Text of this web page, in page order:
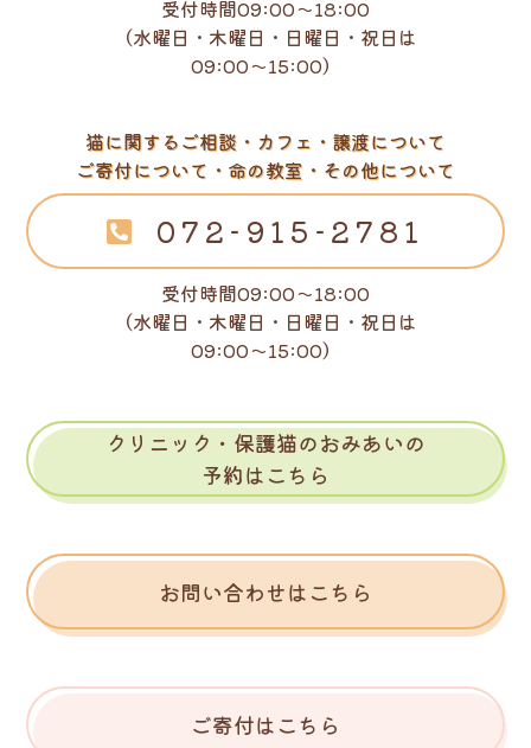
受付時間09:00～18:00
（水曜日・木曜日・日曜日・祝日は
09:00～15:00）
猫に関するご相談・カフェ・譲渡について
ご寄付について・命の教室・その他について
072-915-2781
受付時間09:00～18:00
（水曜日・木曜日・日曜日・祝日は
09:00～15:00）
クリニック・保護猫のおみあいの
予約はこちら
お問い合わせはこちら
ご寄付はこちら